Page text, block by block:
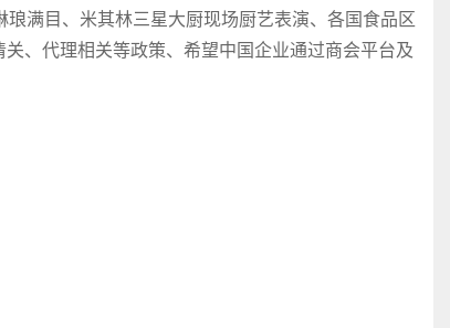
满目、米其林三星大厨现场厨艺表演、各国食品区
、代理相关等政策、希望中国企业通过商会平台及